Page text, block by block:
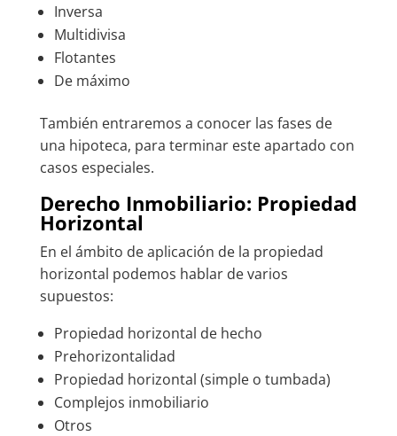
Inversa
Multidivisa
Flotantes
De máximo
También entraremos a conocer las fases de
una hipoteca, para terminar este apartado con
casos especiales.
Derecho Inmobiliario: Propiedad
Horizontal
En el ámbito de aplicación de la propiedad
horizontal podemos hablar de varios
supuestos:
Propiedad horizontal de hecho
Prehorizontalidad
Propiedad horizontal (simple o tumbada)
Complejos inmobiliario
Otros